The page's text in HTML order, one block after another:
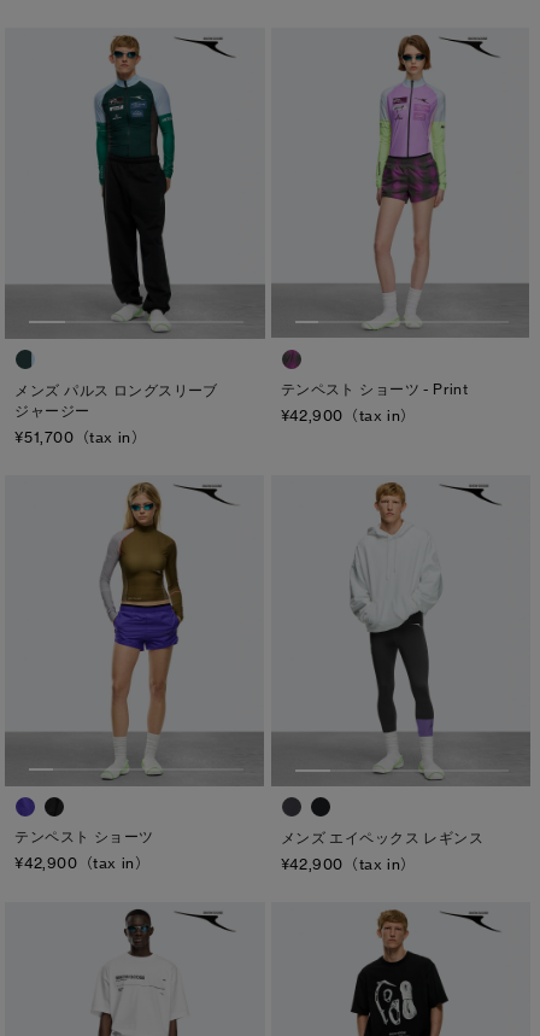
メンズ パルス ロングスリーブ
ジャージー
¥51,700（tax in）
テンペスト ショーツ - Print
¥42,900（tax in）
テンペスト ショーツ
¥42,900（tax in）
メンズ エイペックス レギンス
¥42,900（tax in）